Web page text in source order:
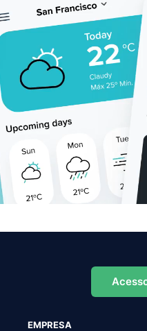
EMPRESA